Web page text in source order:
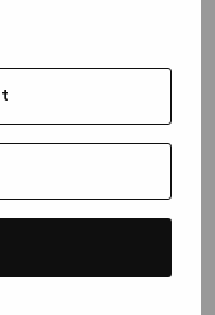
console for more